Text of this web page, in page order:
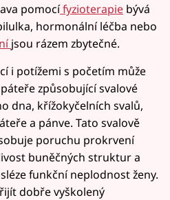
pomocífyzioterapie bývá
hormonální léčba nebo
jsou rázem zbytečné.
i potížemi s početím může
způsobující svalové
dna, křížokyčelních svalů,
a pánve. Tato svalově
poruchu prokrvení
buněčných struktur a
funkční neplodnost ženy.
dobře vyškolený